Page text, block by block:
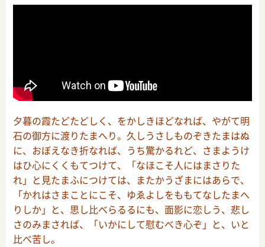
夕暮の霞たどたどしく、をかしきほどなれば、やがて明
石の御方に渡りたまへり。久しうさしものぞきたまはぬ
に、おぼえなき折なれば、うち驚かるれど、さまようけ
はひ心にくくもてつけて、「なほこそ人にはまさりた
れ」と見たまふにつけては、またかうざまにはあらで、
「かれはさまことにこそ、ゆゑよしをももてなしたまへ
りしか」と、思し比べらるるにも、面影に恋しう、悲し
さのみまされば、「いかにして慰むべき心ぞ」と、いと
比べ苦し。